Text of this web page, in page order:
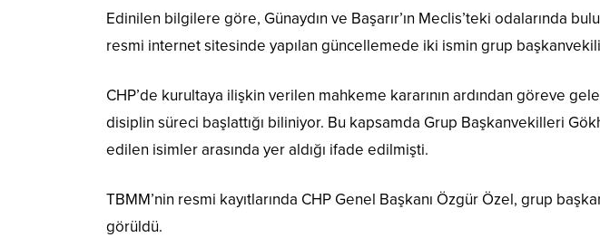
Edinilen bilgilere göre, Günaydın ve Başarır’ın Meclis’teki odalarında
resmi internet sitesinde yapılan güncellemede iki ismin grup başkanvekili
CHP’de kurultaya ilişkin verilen mahkeme kararının ardından göreve
disiplin süreci başlattığı biliniyor. Bu kapsamda Grup Başkanvekilleri
edilen isimler arasında yer aldığı ifade edilmişti.
TBMM’nin resmi kayıtlarında CHP Genel Başkanı Özgür Özel, grup
görüldü.